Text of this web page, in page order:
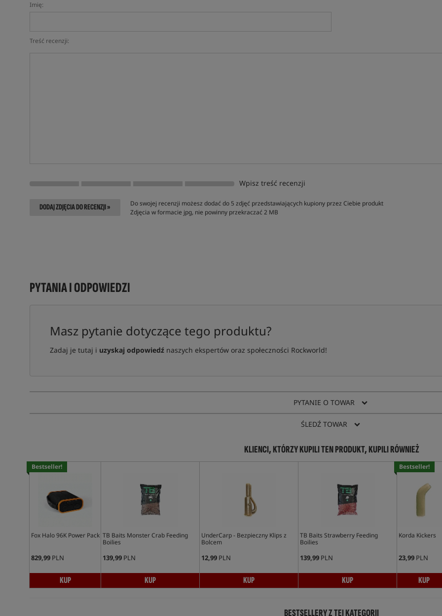
Imię:
Treść recenzji:
Wpisz treść recenzji
DODAJ ZDJĘCIA DO RECENZJI »
Do swojej recenzji możesz dodać do 5 zdjęć przedstawiających kupiony przez Ciebie produkt
Zdjęcia w formacie jpg, nie powinny przekraczać 2 MB
PYTANIA I ODPOWIEDZI
Masz pytanie dotyczące tego produktu?
Zadaj je tutaj i uzyskaj odpowiedźnaszych ekspertów oraz społeczności Rockworld!
PYTANIE O TOWAR
ŚLEDŹ TOWAR
KLIENCI, KTÓRZY KUPILI TEN PRODUKT, KUPILI RÓWNIEŻ
Bestseller!
Fox Halo 96K Power Pack
829,99PLN
KUP
TB Baits Monster Crab Feeding
Boilies
139,99PLN
KUP
UnderCarp - Bezpieczny Klips z
Bolcem
12,99PLN
KUP
TB Baits Strawberry Feeding
Boilies
139,99PLN
KUP
Bestseller!
Korda Kickers
23,99PLN
KUP
BESTSELLERY Z TEJ KATEGORII